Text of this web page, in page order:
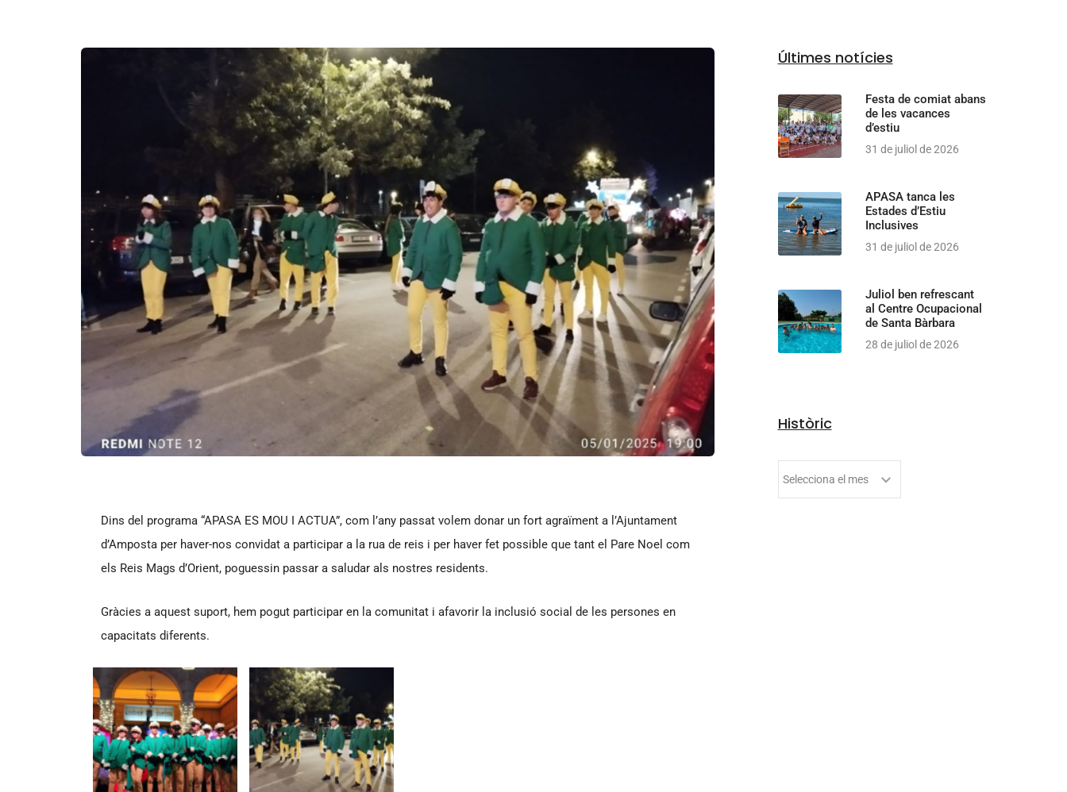
Dins del programa “APASA ES MOU I ACTUA”, com l’any passat volem donar un fort agraïment a l’Ajuntament
d’Amposta per haver-nos convidat a participar a la rua de reis i per haver fet possible que tant el Pare Noel com
els Reis Mags d’Orient, poguessin passar a saludar als nostres residents.
Gràcies a aquest suport, hem pogut participar en la comunitat i afavorir la inclusió social de les persones en
capacitats diferents.
Últimes notícies
Festa de comiat abans
de les vacances
d’estiu
31 de juliol de 2026
APASA tanca les
Estades d’Estiu
Inclusives
31 de juliol de 2026
Juliol ben refrescant
al Centre Ocupacional
de Santa Bàrbara
28 de juliol de 2026
Històric